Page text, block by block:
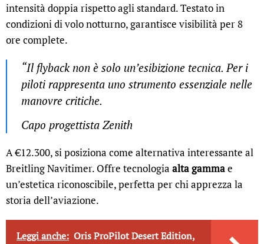
intensità doppia rispetto agli standard. Testato in
condizioni di volo notturno, garantisce visibilità per 8
ore complete.
“Il flyback non è solo un’esibizione tecnica. Per i
piloti rappresenta uno strumento essenziale nelle
manovre critiche.
Capo progettista Zenith
A €12.300, si posiziona come alternativa interessante al
Breitling Navitimer. Offre tecnologia alta gammae
un’estetica riconoscibile, perfetta per chi apprezza la
storia dell’aviazione.
Leggi anche: Oris ProPilot Desert Edition,